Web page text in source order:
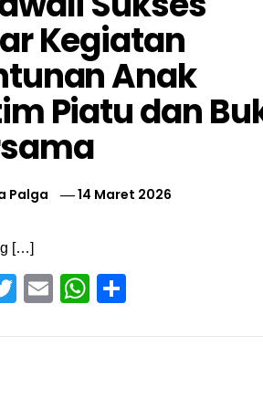
Kegiatan
Anak
Piatu dan
Palga 14 Maret 2026
[…]
TwitterEmailWhatsApp